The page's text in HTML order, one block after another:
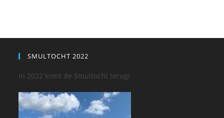
SMULTOCHT 2022
In 2022 komt de Smultocht terug!